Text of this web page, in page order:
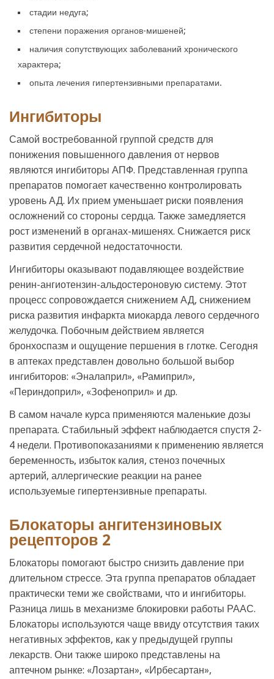
стадии недуга;
степени поражения органов-мишеней;
наличия сопутствующих заболеваний хронического
характера;
опыта лечения гипертензивными препаратами.
Ингибиторы
Самой востребованной группой средств для
понижения повышенного давления от нервов
являются ингибиторы АПФ. Представленная группа
препаратов помогает качественно контролировать
уровень АД. Их прием уменьшает риски появления
осложнений со стороны сердца. Также замедляется
рост изменений в органах-мишенях. Снижается риск
развития сердечной недостаточности.
Ингибиторы оказывают подавляющее воздействие
ренин-ангиотензин-альдостероновую систему. Этот
процесс сопровождается снижением АД, снижением
риска развития инфаркта миокарда левого сердечного
желудочка. Побочным действием является
бронхоспазм и ощущение першения в глотке. Сегодня
в аптеках представлен довольно большой выбор
ингибиторов: «Эналаприл», «Рамиприл»,
«Периндоприл», «Зофеноприл» и др.
В самом начале курса применяются маленькие дозы
препарата. Стабильный эффект наблюдается спустя 2-
4 недели. Противопоказаниями к применению является
беременность, избыток калия, стеноз почечных
артерий, аллергические реакции на ранее
используемые гипертензивные препараты.
Блокаторы ангитензиновых
рецепторов 2
Блокаторы помогают быстро снизить давление при
длительном стрессе. Эта группа препаратов обладает
практически теми же свойствами, что и ингибиторы.
Разница лишь в механизме блокировки работы РААС.
Блокаторы используются чаще ввиду отсутствия таких
негативных эффектов, как у предыдущей группы
лекарств. Они также широко представлены на
аптечном рынке: «Лозартан», «Ирбесартан»,